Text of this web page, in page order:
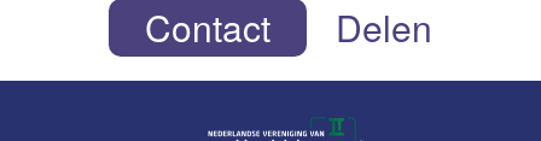
Contact Delen